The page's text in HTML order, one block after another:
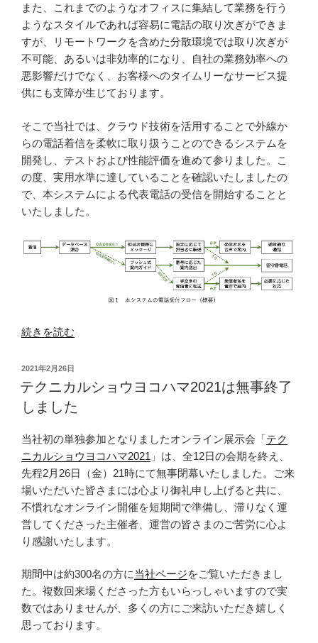
また、これまでのようなオフィスに集結して業務を行う
ようなスタイルであれば容易に電話の取り次ぎができま
すが、リモートワークを含めた分散環境では取り次ぎが
不可能、あるいは非効率的になり、自社の業務効率への
悪影響だけでなく、お客様へのタイムリーなサービス提
供にも支障が生じております。
そこで当社では、クラウド技術を活用することで外線か
らの電話着信を柔軟に取り扱うことのできるシステムを
開発し、テストおよび性能評価を進めて参りました。こ
の度、実用水準に達していることを確認いたしましたの
で、本システムによる代表電話の受信を開始することと
いたしました。
“Amazon
に
よ
る
代
表
話
の
運
用
を
始
し
ま
し
続きを読む
投
稿
日:
2021年2月26日
テクニカルショウヨコハマ2021は無事終了
しました
当社初の単独参加となりましたオンライン展示会「テク
ニカルショウヨコハマ2021 」は、全12日の会期を終え、
先程2月26日（金）21時にて無事閉幕いたしました。ご来
場いただいた皆さまには心より御礼申し上げると共に、
不慣れなオンライン開催を短期間で準備し、滞りなく運
営してくださった主催者、運営の皆さまのご苦労に心よ
り感謝いたします。
期間中は約300名の方に当社ページをご覧いただきまし
た。複数回来場くださった方もいらっしゃいますので実
数ではありませんが、多くの方にご来訪いただき嬉しく
思っております。